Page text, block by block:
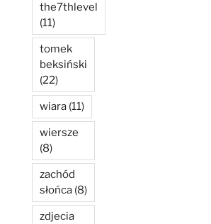
the7thlevel
(11)
tomek
beksiński
(22)
wiara (11)
wiersze
(8)
zachód
słońca (8)
zdjecia